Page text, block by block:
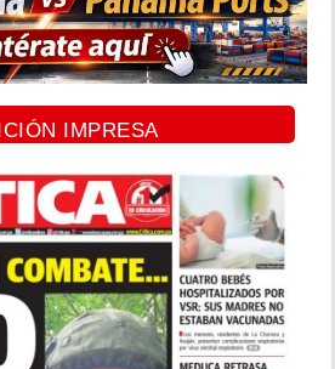
IMPRESA